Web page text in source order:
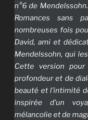
n°6 de
Romances sans
nombreuses fois
David, ami et
Mendelssohn, qui
Cette version
profondeur et de
beauté et l’intimité
inspirée d’un
mélancolie et de